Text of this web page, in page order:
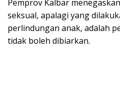
Pemprov Kalbar
seksual, apalagi yang
perlindungan anak, adalah
tidak boleh dibiarkan.